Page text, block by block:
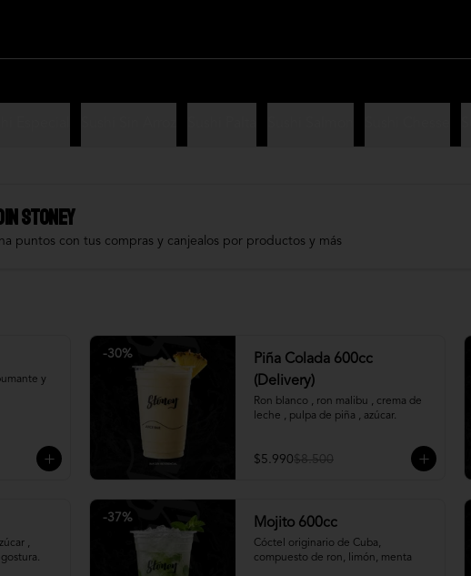
STONEY
puntos con tus compras y canjealos por productos y más
y
-30%
Piña Colada 600cc
(Delivery)
Ron blanco , ron malibu , crema de
leche , pulpa de piña , azúcar.
$5.990$8.500
,
-37% Mojito 600cc
Cóctel originario de Cuba,
compuesto de ron, limón, menta